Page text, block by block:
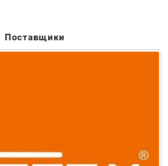
Поставщики